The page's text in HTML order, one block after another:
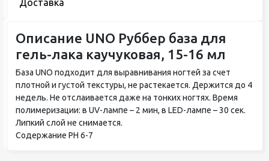
Доставка
Описание UNO Руббер база для
гель-лака каучуковая, 15-16 мл
База UNO подходит для выравнивания ногтей за счет
плотной и густой текстуры, не растекается. Держится до 4
недель. Не отслаивается даже на тонких ногтях. Время
полимеризации: в UV-лампе – 2 мин, в LED-лампе – 30 сек.
Липкий слой не снимается.
Содержание РН 6-7